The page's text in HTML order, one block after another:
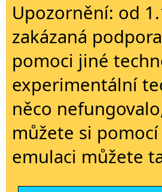
Upozornění: od
zakázaná
pomoci jiné
experimentální
něco
můžete si
emulaci můžete